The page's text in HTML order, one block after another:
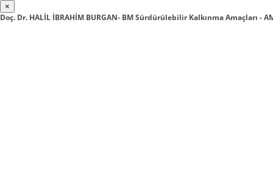
×
Doç. Dr. HALİL İBRAHİM BURGAN- BM Sürdürülebilir Kalkınma Amaçları -